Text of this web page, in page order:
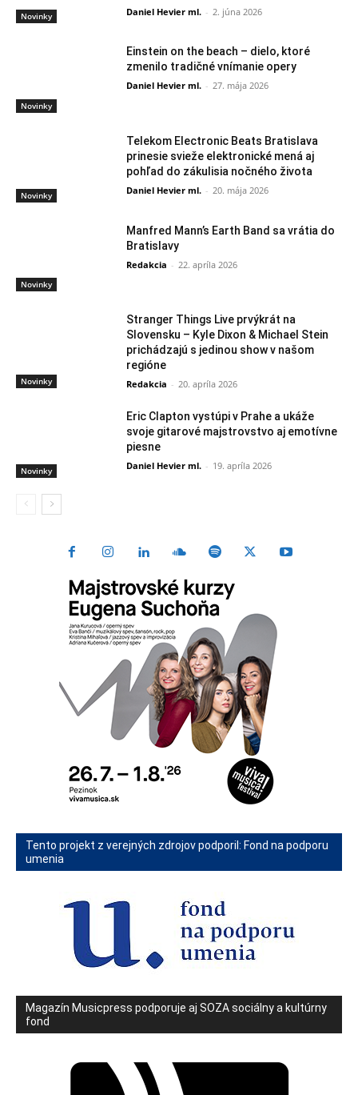
Novinky Daniel Hevier ml. - 2. júna 2026
Novinky
Einstein on the beach – dielo, ktoré
zmenilo tradičné vnímanie opery
Daniel Hevier ml. - 27. mája 2026
Novinky
Telekom Electronic Beats Bratislava
prinesie svieže elektronické mená aj
pohľad do zákulisia nočného života
Daniel Hevier ml. - 20. mája 2026
Novinky
Manfred Mann’s Earth Band sa vrátia do
Bratislavy
Redakcia - 22. apríla 2026
Novinky
Stranger Things Live prvýkrát na
Slovensku – Kyle Dixon & Michael Stein
prichádzajú s jedinou show v našom
regióne
Redakcia - 20. apríla 2026
Novinky
Eric Clapton vystúpi v Prahe a ukáže
svoje gitarové majstrovstvo aj emotívne
piesne
Daniel Hevier ml. - 19. apríla 2026
Tento projekt z verejných zdrojov podporil: Fond na podporu
umenia
Magazín Musicpress podporuje aj SOZA sociálny a kultúrny
fond